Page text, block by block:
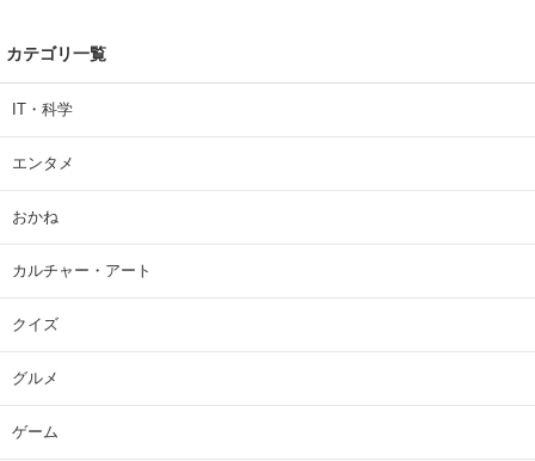
カテゴリ一覧
IT・科学
エンタメ
おかね
カルチャー・アート
クイズ
グルメ
ゲーム